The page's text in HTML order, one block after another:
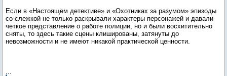
Если в «Настоящем детективе» и «Охотниках за разумом» эпизоды
со слежкой не только раскрывали характеры персонажей и давали
четкое представление о работе полиции, но и были восхитительно
сняты, то здесь такие сцены клишированы, затянуты до
невозможности и не имеют никакой практической ценности.
...